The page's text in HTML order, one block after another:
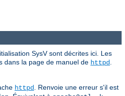
SysV sont décrites ici. Les
dans la page de manuel de httpd.
httpd. Renvoie une erreur s'il est